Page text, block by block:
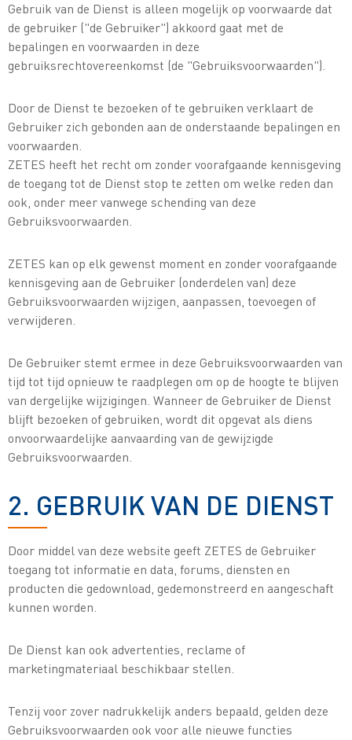
Gebruik van de Dienst is alleen mogelijk op voorwaarde dat
de gebruiker ("de Gebruiker") akkoord gaat met de
bepalingen en voorwaarden in deze
gebruiksrechtovereenkomst (de "Gebruiksvoorwaarden").
Door de Dienst te bezoeken of te gebruiken verklaart de
Gebruiker zich gebonden aan de onderstaande bepalingen en
voorwaarden.
ZETES heeft het recht om zonder voorafgaande kennisgeving
de toegang tot de Dienst stop te zetten om welke reden dan
ook, onder meer vanwege schending van deze
Gebruiksvoorwaarden.
ZETES kan op elk gewenst moment en zonder voorafgaande
kennisgeving aan de Gebruiker (onderdelen van) deze
Gebruiksvoorwaarden wijzigen, aanpassen, toevoegen of
verwijderen.
De Gebruiker stemt ermee in deze Gebruiksvoorwaarden van
tijd tot tijd opnieuw te raadplegen om op de hoogte te blijven
van dergelijke wijzigingen. Wanneer de Gebruiker de Dienst
blijft bezoeken of gebruiken, wordt dit opgevat als diens
onvoorwaardelijke aanvaarding van de gewijzigde
Gebruiksvoorwaarden.
2. GEBRUIK VAN DE DIENST
Door middel van deze website geeft ZETES de Gebruiker
toegang tot informatie en data, forums, diensten en
producten die gedownload, gedemonstreerd en aangeschaft
kunnen worden.
De Dienst kan ook advertenties, reclame of
marketingmateriaal beschikbaar stellen.
Tenzij voor zover nadrukkelijk anders bepaald, gelden deze
Gebruiksvoorwaarden ook voor alle nieuwe functies